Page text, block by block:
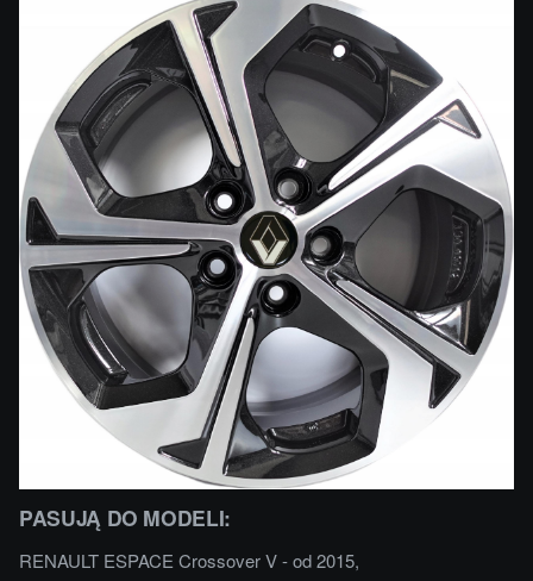
PASUJĄ DO MODELI:
RENAULT ESPACE Crossover V - od 2015,